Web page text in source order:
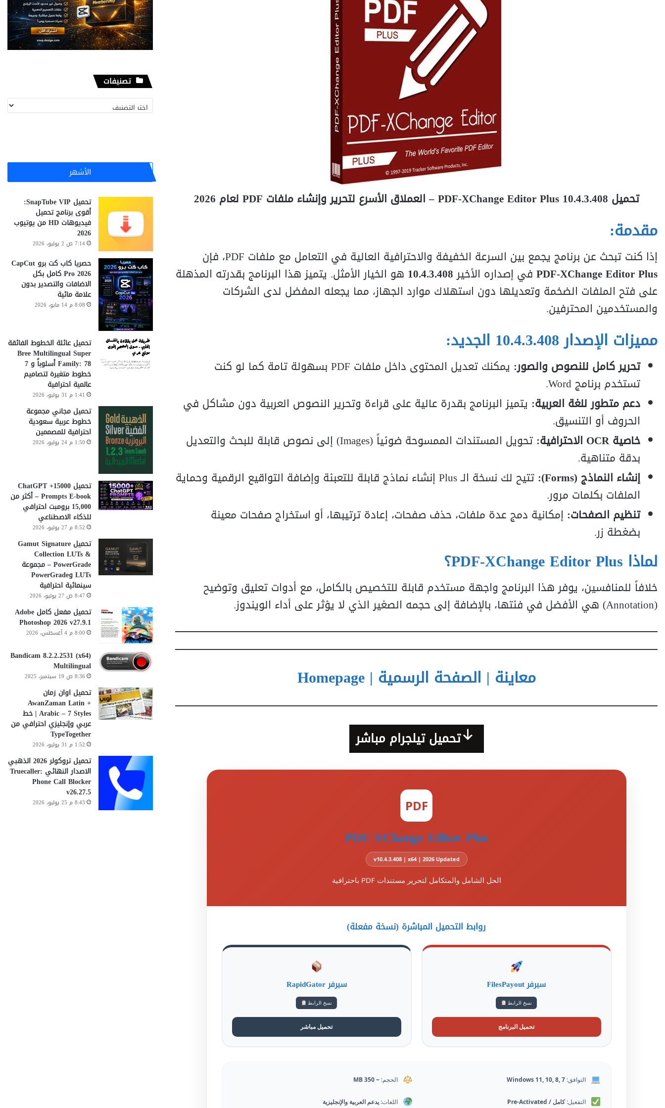
تحميل PDF-XChange Editor Plus 10.4.3.408 – العملاق الأسرع لتحرير وإنشاء ملفات PDF لعام 2026
مقدمة:
إذا كنت تبحث عن برنامج يجمع بين السرعة الخفيفة والاحترافية العالية في التعامل مع ملفات PDF، فإن
PDF-XChange Editor Plus في إصداره الأخير10.4.3.408 هو الخيار الأمثل. يتميز هذا البرنامج بقدرته المذهلة
على فتح الملفات الضخمة وتعديلها دون استهلاك موارد الجهاز، مما يجعله المفضل لدى الشركات
والمستخدمين المحترفين.
مميزات الإصدار 10.4.3.408 الجديد:
تحرير كامل للنصوص والصور:
يمكنك تعديل المحتوى داخل ملفات PDF بسهولة تامة كما لو كنت
تستخدم برنامج Word.
دعم متطور للغة العربية: يتميز البرنامج بقدرة عالية على قراءة وتحرير النصوص العربية دون مشاكل في
الحروف أو التنسيق.
خاصية OCR الاحترافية:
تحويل المستندات الممسوحة ضوئياً (Images) إلى نصوص قابلة للبحث والتعديل
بدقة متناهية.
إنشاء النماذج (Forms):
تتيح لك نسخة الـ Plus إنشاء نماذج قابلة للتعبئة وإضافة التواقيع الرقمية وحماية
الملفات بكلمات مرور.
تنظيم الصفحات: إمكانية دمج عدة ملفات، حذف صفحات، إعادة ترتيبها، أو استخراج صفحات معينة
بضغطة زر.
لماذا PDF-XChange Editor Plus؟
خلافاً للمنافسين، يوفر هذا البرنامج واجهة مستخدم قابلة للتخصيص بالكامل، مع أدوات تعليق وتوضيح
(Annotation) هي الأفضل في فئتها، بالإضافة إلى حجمه الصغير الذي لا يؤثر على أداء الويندوز.
معاينة | الصفحة الرسمية | Homepage
تحميل تيلجرام مباشر
PDF
PDF-XChange Editor Plus
v10.4.3.408 | x64 | 2026 Updated
الحل الشامل والمتكامل لتحرير مستندات PDF باحترافية
روابط التحميل المباشرة (نسخة مفعلة)
سيرفر FilesPayout
نسخ الرابط
تحميل البرنامج
سيرفر RapidGator
نسخ الرابط
تحميل مباشر
التوافق: Windows 11, 10, 8, 7 الحجم:~ 350 MB
التفعيل:كامل / Pre-Activated اللغات:يدعم العربية والإنجليزية
تصنيفات
تصنيفات
الأشهر
تحميل SnapTube VIP:
أقوى برنامج تحميل
فيديوهات HD من يوتيوب
2026
7:14 ص 2 يوليو، 2026
حصريا كاب كت برو CapCut
Pro 2026 كامل بكل
الاضافات والتصدير بدون
علامة مائية
8:08 م 14 مايو، 2026
تحميل عائلة الخطوط الفائقة
Bree Multilingual Super
Family: 78 أسلوباً و 7
خطوط متغيرة لتصاميم
عالمية احترافية
1:41 م 31 يوليو، 2026
تحميل مجاني مجموعة
خطوط عربية سعودية
احترافية للمصممين
1:50 م 24 يوليو، 2026
تحميل 15000+ ChatGPT
Prompts E-book – أكثر من
15,000 برومبت احترافي
للذكاء الاصطناعي
8:52 م 27 يوليو، 2026
تحميل Gamut Signature
Collection LUTs &
PowerGrade – مجموعة
LUTs وPowerGrade
سينمائية احترافية
8:47 ص 27 يوليو، 2026
تحميل مفعل كامل Adobe
Photoshop 2026 v27.9.1
8:00 م 4 أغسطس، 2026
Bandicam 8.2.2.2531 (x64)
Multilingual
8:36 ص 19 سبتمبر، 2025
تحميل اوان زمان
AwanZaman Latin +
Arabic – 7 Styles | خط
عربي وإنجليزي احترافي من
TypeTogether
1:52 م 31 يوليو، 2026
تحميل تروكولر 2026 الذهبي
الاصدار النهائي Truecaller:
Phone Call Blocker
v26.27.5
8:43 م 25 يوليو، 2026